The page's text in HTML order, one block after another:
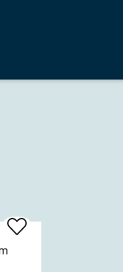
Add
To